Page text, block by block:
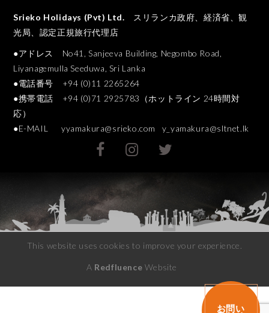
お問い
Srieko Holidays (Pvt) Ltd. スリランカ政府、経済省、観
光局、認定正規旅行代理店
●アドレス No41, Sanjeeva Building, Negombo Road,
Liyanagemulla Seeduwa, Sri Lanka
●電話番号 +94 (0)11 2265264
●携帯電話 +94 (0)71 2925783（ホットライン 24時間対
応）
●E-MAIL yyamakura@srieko.com y_yamakura@sltnet.lk
This website uses cookies to improve your experience.
A Redfluence Website